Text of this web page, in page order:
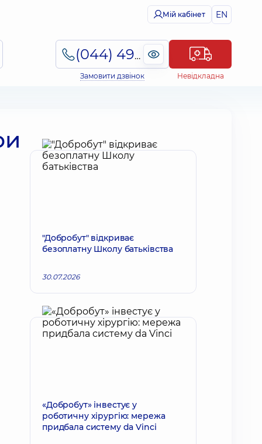
Мій кабінет EN
(044) 495-2-888
Замовити дзвінок Невідкладна
"Добробут" відкриває
безоплатну Школу батьківства
30.07.2026
«Добробут» інвестує у
роботичну хірургію: мережа
придбала систему da Vinci